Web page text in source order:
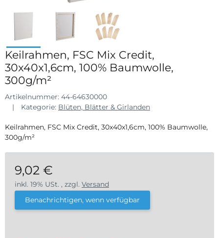
Keilrahmen, FSC Mix Credit,
30x40x1,6cm, 100% Baumwolle,
300g/m²
Artikelnummer: 44-64630000
Kategorie: Blüten, Blätter & Girlanden
Keilrahmen, FSC Mix Credit, 30x40x1,6cm, 100% Baumwolle,
300g/m²
9,02 €
inkl. 19% USt. , zzgl. Versand
Benachrichtigen, wenn verfügbar